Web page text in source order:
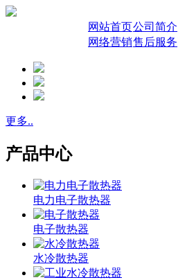
网站首页公司简介
网络营销售后服务
更多..
产品中心
电力电子散热器
电子散热器
水冷散热器